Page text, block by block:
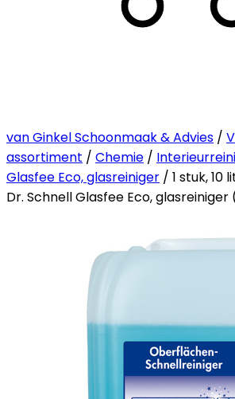
van Ginkel Schoonmaak & Advies /
assortiment / Chemie /
Glasfee Eco, glasreiniger / 1 stuk, 10
Dr. Schnell Glasfee Eco, glasreiniger